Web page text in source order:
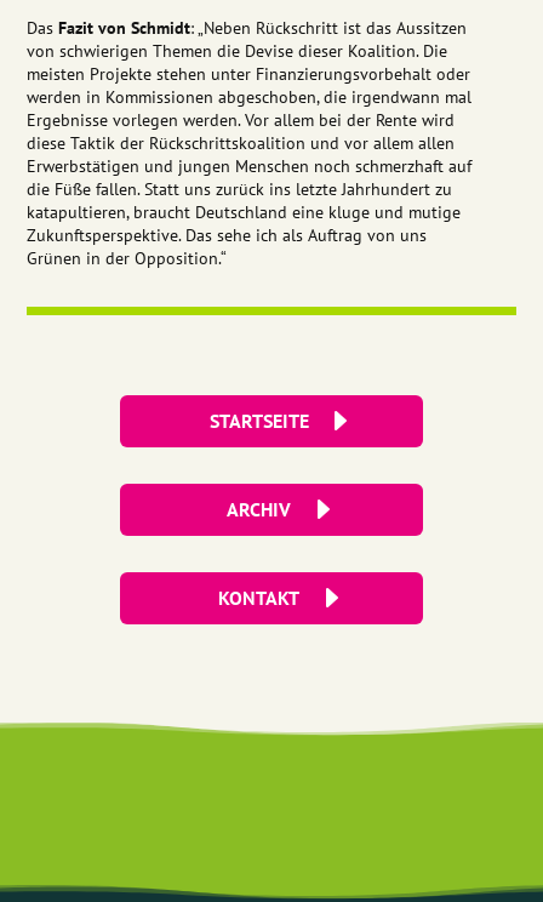
DasFazit von Schmidt: „Neben Rückschritt ist das Aussitzen
von schwierigen Themen die Devise dieser Koalition. Die
meisten Projekte stehen unter Finanzierungsvorbehalt oder
werden in Kommissionen abgeschoben, die irgendwann mal
Ergebnisse vorlegen werden. Vor allem bei der Rente wird
diese Taktik der Rückschrittskoalition und vor allem allen
Erwerbstätigen und jungen Menschen noch schmerzhaft auf
die Füße fallen. Statt uns zurück ins letzte Jahrhundert zu
katapultieren, braucht Deutschland eine kluge und mutige
Zukunftsperspektive. Das sehe ich als Auftrag von uns
Grünen in der Opposition.“
STARTSEITE
ARCHIV
KONTAKT